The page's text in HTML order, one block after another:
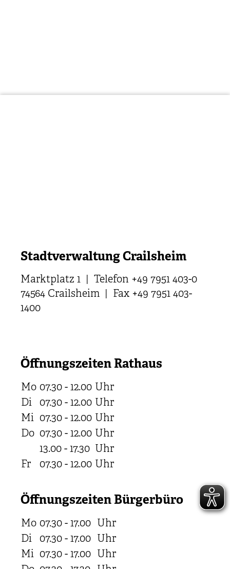
Stadtverwaltung Crailsheim
Marktplatz 1 | Telefon +49 7951 403-0
74564 Crailsheim | Fax +49 7951 403-
1400
Öffnungszeiten Rathaus
Mo 07.30 - 12.00 Uhr
Di
07.30 - 12.00 Uhr
Mi 07.30 - 12.00 Uhr
Do 07.30 - 12.00 Uhr
13.00 - 17.30 Uhr
Fr
07.30 - 12.00 Uhr
Öffnungszeiten Bürgerbüro
Mo 07.30 - 17.00 Uhr
Di
07.30 - 17.00 Uhr
Mi 07.30 - 17.00 Uhr